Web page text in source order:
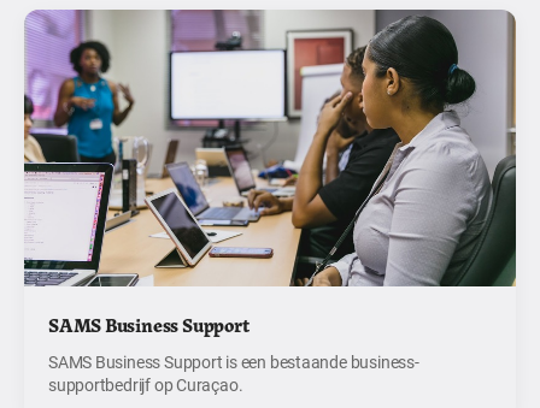
SAMS Business Support
SAMS Business Support is een bestaande business-
supportbedrijf op Curaçao.